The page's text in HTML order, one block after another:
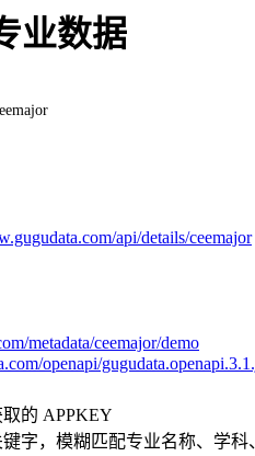
业数据
api/details/ceemajor
metadata/ceemajor/demo
openapi/
取的 APPKEY
键字，模糊匹配专业名称、学